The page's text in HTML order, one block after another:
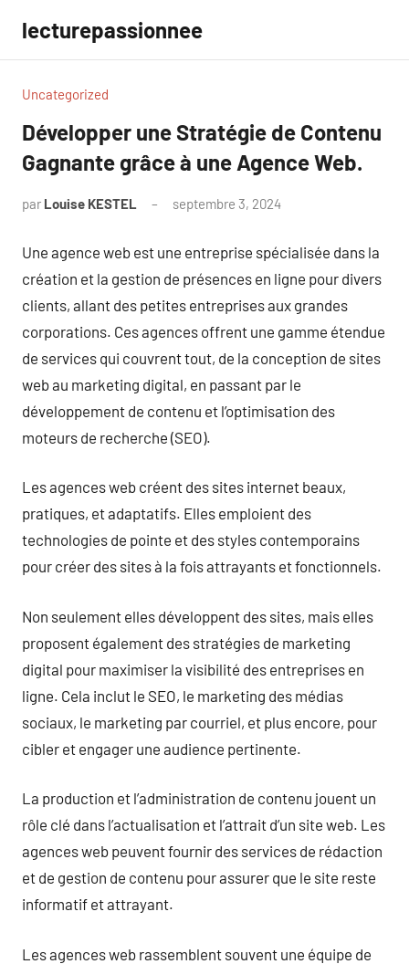
contenu
lecturepassionnee
Uncategorized
Développer une Stratégie de Contenu
Gagnante grâce à une Agence Web.
par Louise KESTEL septembre 3, 2024
Une agence web est une entreprise spécialisée dans la
création et la gestion de présences en ligne pour divers
clients, allant des petites entreprises aux grandes
corporations. Ces agences offrent une gamme étendue
de services qui couvrent tout, de la conception de sites
web au marketing digital, en passant par le
développement de contenu et l’optimisation des
moteurs de recherche (SEO).
Les agences web créent des sites internet beaux,
pratiques, et adaptatifs. Elles emploient des
technologies de pointe et des styles contemporains
pour créer des sites à la fois attrayants et fonctionnels.
Non seulement elles développent des sites, mais elles
proposent également des stratégies de marketing
digital pour maximiser la visibilité des entreprises en
ligne. Cela inclut le SEO, le marketing des médias
sociaux, le marketing par courriel, et plus encore, pour
cibler et engager une audience pertinente.
La production et l’administration de contenu jouent un
rôle clé dans l’actualisation et l’attrait d’un site web. Les
agences web peuvent fournir des services de rédaction
et de gestion de contenu pour assurer que le site reste
informatif et attrayant.
Les agences web rassemblent souvent une équipe de